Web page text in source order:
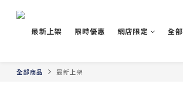
最新上架 限時優惠 網店限定 全
全部商品 最新上架